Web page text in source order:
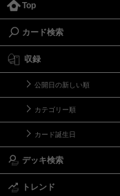
Top
カード検索
収録
公開日の新しい順
カテゴリー順
カード誕生日
デッキ検索
トレンド